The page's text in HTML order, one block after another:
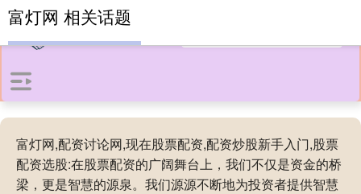
富灯网,配资讨论网,现在股票配资,配资炒股新手入门,股票
配资选股:在股票配资的广阔舞台上，我们不仅是资金的桥
梁，更是智慧的源泉。我们源源不断地为投资者提供智慧
富灯网 相关话题